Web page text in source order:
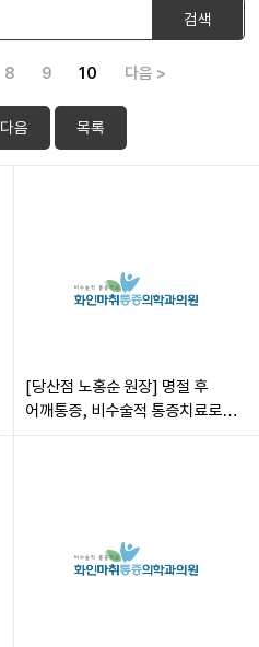
검색
8 9 10 다음 >
다음 목록
[당산점 노홍순 원장] 명절 후
어깨통증, 비수술적 통증치료로